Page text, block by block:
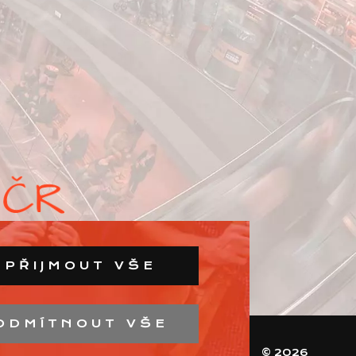
© 2026
PŘIJMOUT VŠE
VŠE